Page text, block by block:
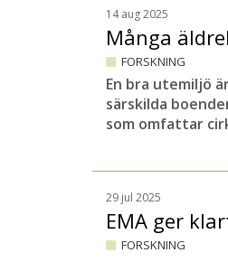
14 aug 2025
Många
FORSKNING
En bra utemiljö
särskilda
som omfattar
29 jul 2025
EMA ger
FORSKNING